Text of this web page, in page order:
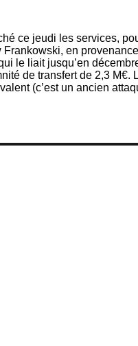
ce jeudi les services,
Frankowski, en
le liait jusqu’en
de transfert de 2,3 M€.
(c’est un ancien